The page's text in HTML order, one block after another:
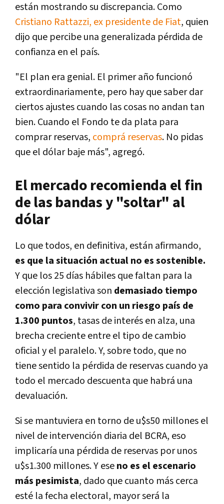
están mostrando su discrepancia. Como
Cristiano Rattazzi, ex presidente de Fiat, quien
dijo que percibe una generalizada pérdida de
confianza en el país.
"El plan era genial. El primer año funcionó
extraordinariamente, pero hay que saber dar
ciertos ajustes cuando las cosas no andan tan
bien. Cuando el Fondo te da plata para
comprar reservas, comprá reservas. No pidas
que el dólar baje más", agregó.
El mercado recomienda el fin
de las bandas y "soltar" al
dólar
Lo que todos, en definitiva, están afirmando,
es que la situación actual no es sostenible.
Y que los 25 días hábiles que faltan para la
elección legislativa son demasiado tiempo
como para convivir con un riesgo país de
1.300 puntos, tasas de interés en alza, una
brecha creciente entre el tipo de cambio
oficial y el paralelo. Y, sobre todo, que no
tiene sentido la pérdida de reservas cuando ya
todo el mercado descuenta que habrá una
devaluación.
Si se mantuviera en torno de u$s50 millones el
nivel de intervención diaria del BCRA, eso
implicaría una pérdida de reservas por unos
u$s1.300 millones. Y eseno es el escenario
más pesimista, dado que cuanto más cerca
esté la fecha electoral, mayor será la